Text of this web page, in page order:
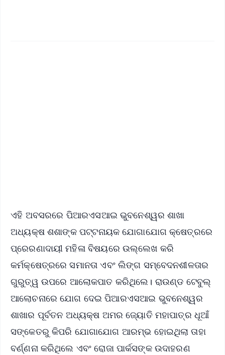
ଏହି ଅବସରରେ ପିଆରଏସଆଇ ଭୁବନେଶ୍ୱର ଶାଖା
ଅଧ୍ୟକ୍ଷ ଶଶାଙ୍କ ପଟ୍ଟନାୟକ ଯୋଗାଯୋଗ କ୍ଷେତ୍ରରେ
ପ୍ରେରଣାଦାୟୀ ମହିଳା ବିଷୟରେ ଉଲ୍ଲେଖ କରି
କର୍ମକ୍ଷେତ୍ରରେ ସମାନତା ଏବଂ ଲିଙ୍ଗ ସମ୍ବେଦନଶୀଳତାର
ଗୁରୁତ୍ୱ ଉପରେ ଆଲୋକପାତ କରିଥିଲେ। ରାଉଣ୍ଡ ଟେବୁଲ୍
ଆଲୋଚନାରେ ଯୋଗ ଦେଇ ପିଆରଏସଆଇ ଭୁବନେଶ୍ୱର
ଶାଖାର ପୂର୍ବତନ ଅଧ୍ୟକ୍ଷ ଅମର ଜ୍ୟୋତି ମହାପାତ୍ର ଧୂଆଁ
ସଙ୍କେତରୁ କିପରି ଯୋଗାଯୋଗ ଆରମ୍ଭ ହୋଇଥିଲା ତାହା
ବର୍ଣ୍ଣନା କରିଥିଲେ ଏବଂ ରୋଜା ପାର୍କସଙ୍କ ଉଦାହରଣ